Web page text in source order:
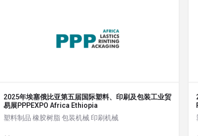
2025年埃塞俄比亚第五届国际塑料、印刷及包装工业贸
易展PPPEXPO Africa Ethiopia
塑料制品 橡胶树脂 包装机械 印刷机械